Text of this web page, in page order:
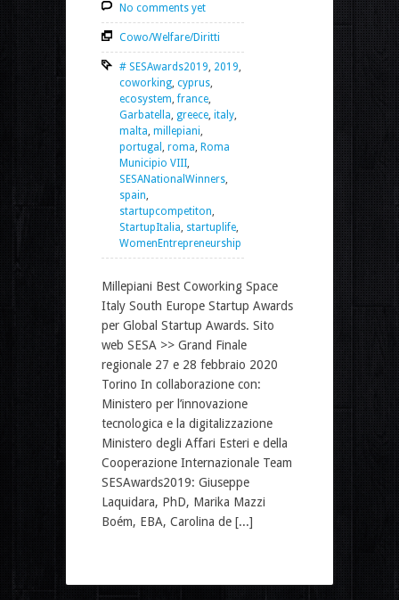
No comments yet
Cowo/Welfare/Diritti
# SESAwards2019 2019
coworking cyprus
ecosystem ,france
Garbatella greece italy
malta millepiani
portugal
roma Roma
Municipio VIII
SESANationalWinners
spain
startupcompetiton
StartupItalia startuplife
WomenEntrepreneurship
Millepiani Best Coworking Space
Italy South Europe Startup Awards
per Global Startup Awards. Sito
web SESA >> Grand Finale
regionale 27 e 28 febbraio 2020
Torino In collaborazione con:
Ministero per l’innovazione
tecnologica e la digitalizzazione
Ministero degli Affari Esteri e della
Cooperazione Internazionale Team
SESAwards2019: Giuseppe
Laquidara, PhD, Marika Mazzi
Boém, EBA, Carolina de [...]